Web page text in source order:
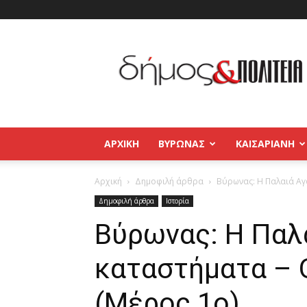
και
Πολιτεία
Βύρωνας
–
Παγκράτι
ΑΡΧΙΚΉ ΒΥΡΩΝΑΣ ΚΑΙΣΑΡΙΑΝΗ
Αρχική Δημοφιλή άρθρα Βύρωνας: Η Παλαιά
Δημοφιλή άρθρα Ιστορία
Βύρωνας: Η
καταστήματα –